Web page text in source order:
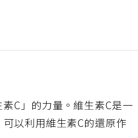
C」的力量。維生素C是一
以利用維生素C的還原作